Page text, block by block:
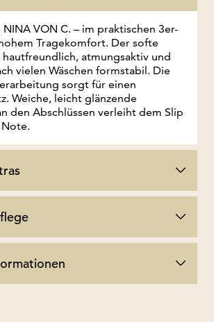
VON C. – im praktischen 3er-
Tragekomfort. Der softe
atmungsaktiv und
vielen Wäschen formstabil. Die
sorgt für einen
Weiche, leicht glänzende
den Abschlüssen verleiht dem Slip